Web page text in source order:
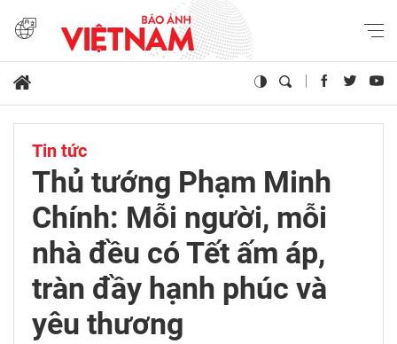
Tin tức
Thủ tướng Phạm Minh
Chính: Mỗi người, mỗi
nhà đều có Tết ấm áp,
tràn đầy hạnh phúc và
yêu thương